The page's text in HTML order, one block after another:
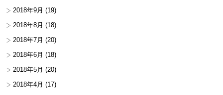
2018年9月 (19)
2018年8月 (18)
2018年7月 (20)
2018年6月 (18)
2018年5月 (20)
2018年4月 (17)